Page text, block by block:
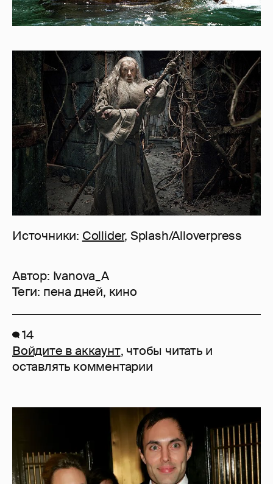
Источники: Collider, Splash/Alloverpress
Автор: Ivanova_A
Теги: пена дней, кино
14
Войдите в аккаунт, чтобы читать и
оставлять комментарии